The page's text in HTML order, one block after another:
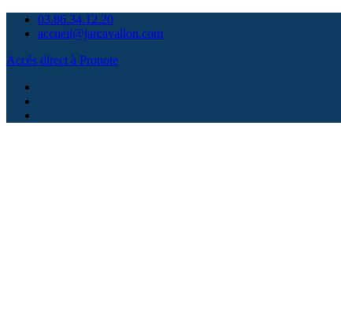
Skip
03.86.34.12.20
accueil@jarcavallon.com
Accès direct à Pronote